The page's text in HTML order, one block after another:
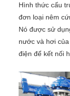
Hình thức cấu
đơn loại nêm
Nó được sử
nước và hơi
điện để kết nối